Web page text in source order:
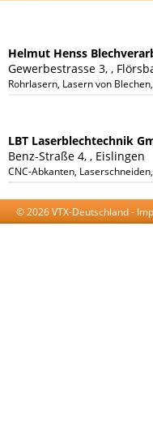
Helmut Henss
Gewerbestrasse 3, ,
Rohrlasern, Lasern von
LBT Laserblechtechnik
Benz-Straße 4, , Eislingen
CNC-Abkanten,
© 2026 VTX-Deutschland -
AGB-Datenschutzerklärung